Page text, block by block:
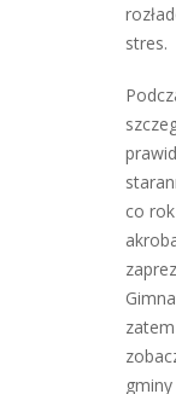
stres.
co